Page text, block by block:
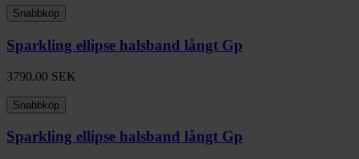
Snabbköp
Sparkling ellipse halsband långt Gp
3790.00 SEK
Snabbköp
Sparkling ellipse halsband långt Gp